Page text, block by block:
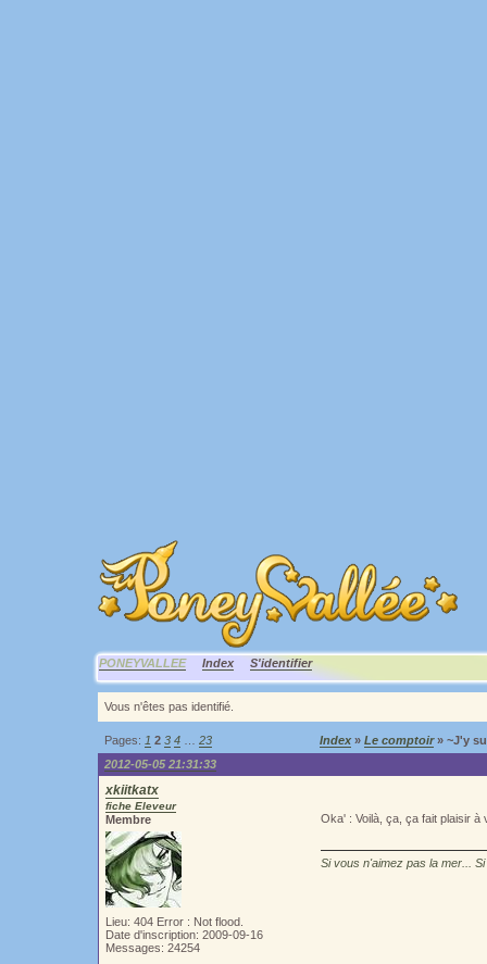
PONEYVALLEE Index S'identifier
Vous n'êtes pas identifié.
Pages: 1 2 3 4 23 Index » Le comptoir» ~J'y
2012-05-05 21:31:33
xkiitkatx
fiche Eleveur
Membre
Lieu: 404 Error : Not flood.
Date d'inscription: 2009-09-16
Messages: 24254
Oka' : Voilà, ça, ça fait plaisir à
Si vous n'aimez pas la mer...